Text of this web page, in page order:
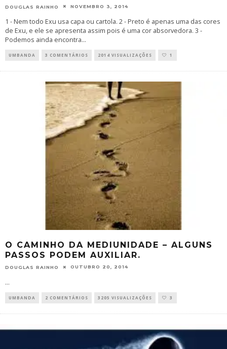
DOUGLAS RAINHO NOVEMBRO 3, 2014
1 - Nem todo Exu usa capa ou cartola. 2 - Preto é apenas uma das cores
de Exu, e ele se apresenta assim pois é uma cor absorvedora. 3 -
Podemos ainda encontra...
UMBANDA 3 COMENTÁRIOS 2014 VISUALIZAÇÕES 1
O CAMINHO DA MEDIUNIDADE – ALGUNS
PASSOS PODEM AUXILIAR.
DOUGLAS RAINHO OUTUBRO 20, 2014
...
UMBANDA 2 COMENTÁRIOS 3205 VISUALIZAÇÕES 3